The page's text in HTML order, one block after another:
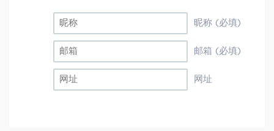
昵称 (必填)
邮箱 (必填)
网址